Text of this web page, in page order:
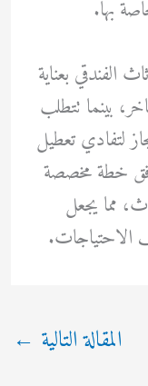
بها.
الفندقي بعناية
بينما تتطلب
لتفادي تعطيل
خطة مخصصة
مما يجعل
الاحتياجات.
المقالة التالية ←